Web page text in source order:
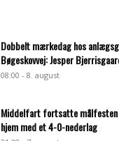
Dobbelt mærkedag hos
Bøgeskovvej: Jesper
08:00 - 8. august
Middelfart fortsatte målfesten
hjem med et 4-0-nederlag